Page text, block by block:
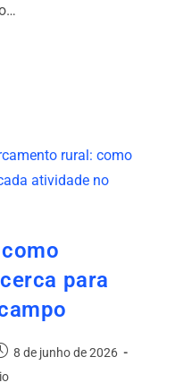
para
8 de junho de 2026